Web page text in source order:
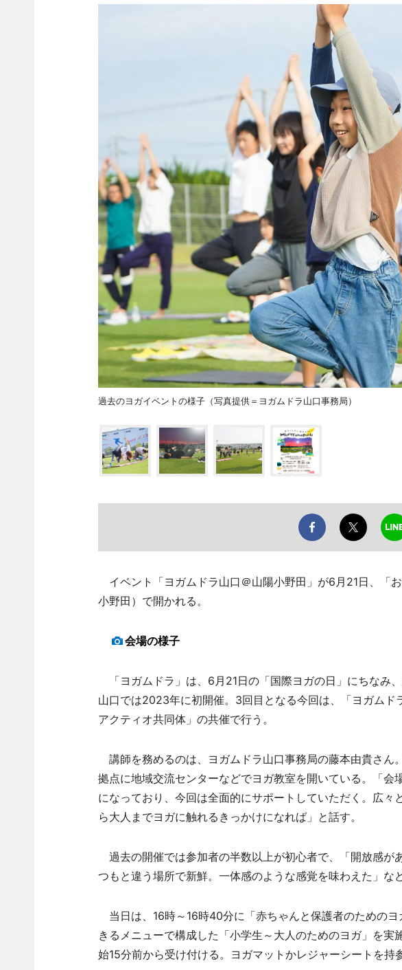
過去のヨガイベントの様子（写真提供＝ヨガムドラ山口事務局）
イベント「ヨガムドラ山口＠山陽小野田」が6月21日、「
小野田）で開かれる。
会場の様子
「ヨガムドラ」は、6月21日の「国際ヨガの日」にちなみ、
山口では2023年に初開催。3回目となる今回は、「ヨガムド
アクティオ共同体」の共催で行う。
講師を務めるのは、ヨガムドラ山口事務局の藤本由貴さん
拠点に地域交流センターなどでヨガ教室を開いている。「会
になっており、今回は全面的にサポートしていただく。広々
ら大人までヨガに触れるきっかけになれば」と話す。
過去の開催では参加者の半数以上が初心者で、「開放感が
つもと違う場所で新鮮。一体感のような感覚を味わえた」な
当日は、16時～16時40分に「赤ちゃんと保護者のための
きるメニューで構成した「小学生～大人のためのヨガ」を実
始15分前から受け付ける。ヨガマットかレジャーシートを持